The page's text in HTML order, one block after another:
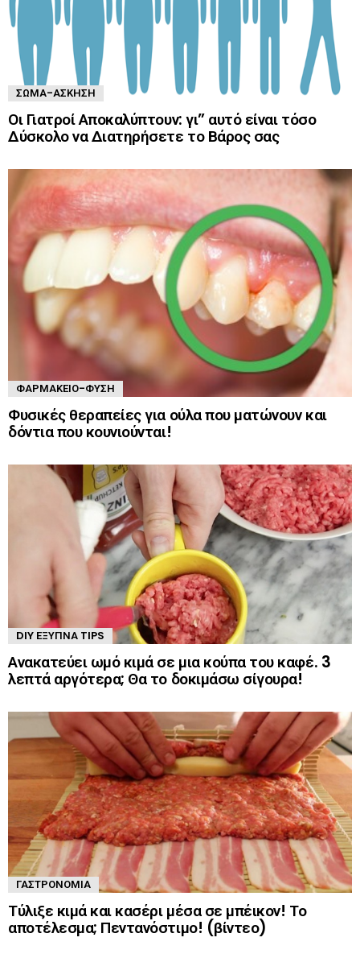
ΣΏΜΑ-ΆΣΚΗΣΗ
Οι Γιατροί Αποκαλύπτουν: γι” αυτό είναι τόσο
Δύσκολο να Διατηρήσετε το Βάρος σας
ΦΑΡΜΑΚΕΊΟ-ΦΎΣΗ
Φυσικές θεραπείες για ούλα που ματώνουν και
δόντια που κουνιούνται!
DIY ΈΞΥΠΝΑ TIPS
Ανακατεύει ωμό κιμά σε μια κούπα του καφέ. 3
λεπτά αργότερα; Θα το δοκιμάσω σίγουρα!
ΓΑΣΤΡΟΝΟΜΊΑ
Τύλιξε κιμά και κασέρι μέσα σε μπέικον! Το
αποτέλεσμα; Πεντανόστιμο! (βίντεο)